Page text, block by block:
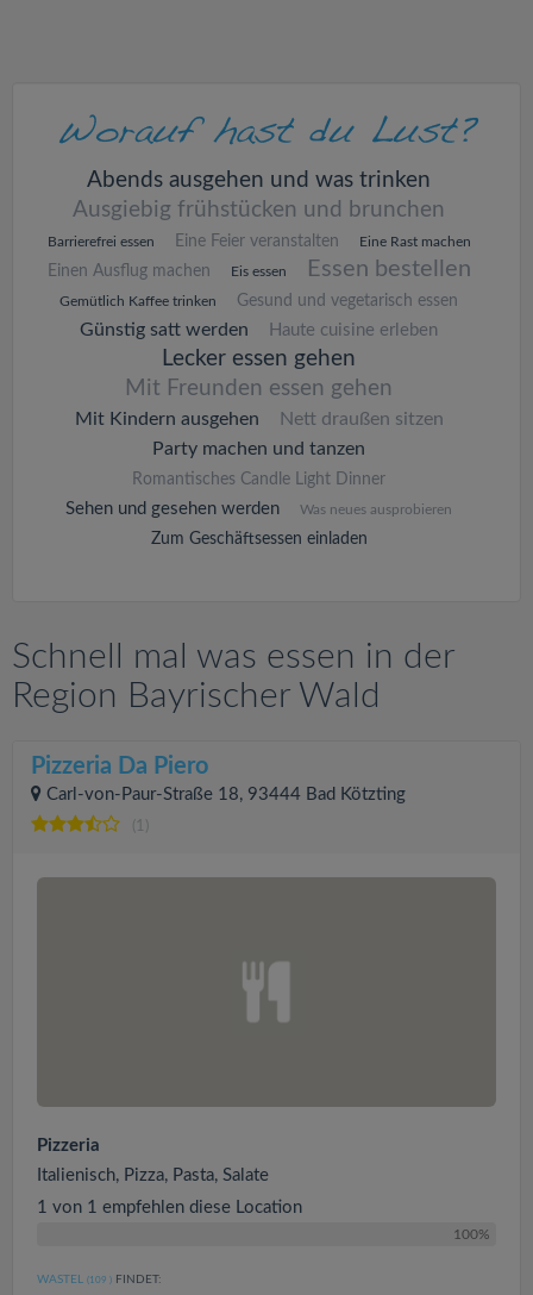
Abends ausgehen und was trinken
Ausgiebig frühstücken und brunchen
Barrierefrei essen Eine Feier veranstalten Eine Rast machen
Einen Ausflug machen Eis essen Essen bestellen
Gemütlich Kaffee trinken Gesund und vegetarisch essen
Günstig satt werden Haute cuisine erleben
Lecker essen gehen
Mit Freunden essen gehen
Mit Kindern ausgehen
Nett draußen sitzen
Party machen und tanzen
Romantisches Candle Light Dinner
Sehen und gesehen werden Was neues ausprobieren
Zum Geschäftsessen einladen
Schnell mal was essen in der
Region Bayrischer Wald
Pizzeria Da Piero
Carl-von-Paur-Straße 18, 93444 Bad Kötzting
(1)
Pizzeria
Italienisch, Pizza, Pasta, Salate
1 von 1 empfehlen diese Location
100%
WASTEL (109 ) FINDET:
n